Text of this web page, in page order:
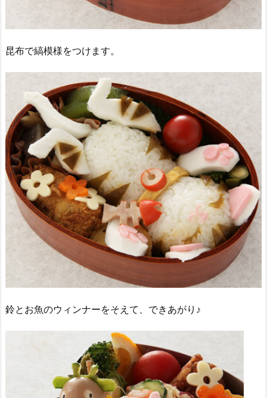
昆布で縞模様をつけます。
鈴とお魚のウィンナーをそえて、できあがり♪